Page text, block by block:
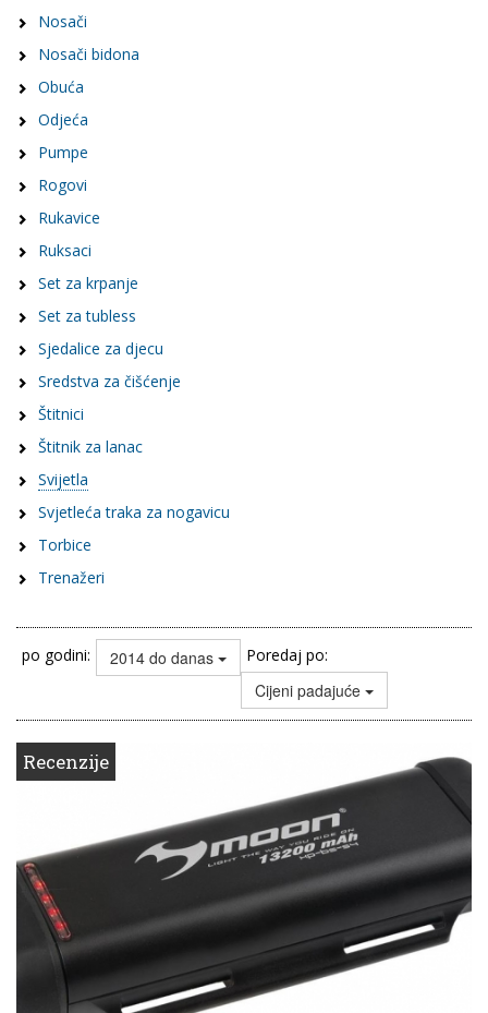
Nosači
Nosači bidona
Obuća
Odjeća
Pumpe
Rogovi
Rukavice
Ruksaci
Set za krpanje
Set za tubless
Sjedalice za djecu
Sredstva za čišćenje
Štitnici
Štitnik za lanac
Svijetla
Svjetleća traka za nogavicu
Torbice
Trenažeri
po godini: 2014 do danas Poredaj po:
Cijeni padajuće
Recenzije